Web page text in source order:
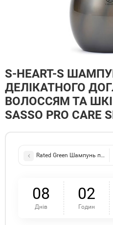
S-HEART-S
ДЕЛІКАТНОГО
ВОЛОССЯМ ТА
SASSO PRO CARE
Rated Green Шампунь
08
Днів
02
Годин